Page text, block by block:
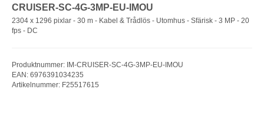
CRUISER-SC-4G-3MP-EU-IMOU
2304 x 1296 pixlar - 30 m - Kabel & Trådlös - Utomhus - Sfärisk - 3 MP - 20
fps - DC
Produktnummer: IM-CRUISER-SC-4G-3MP-EU-IMOU
EAN: 6976391034235
Artikelnummer: F25517615